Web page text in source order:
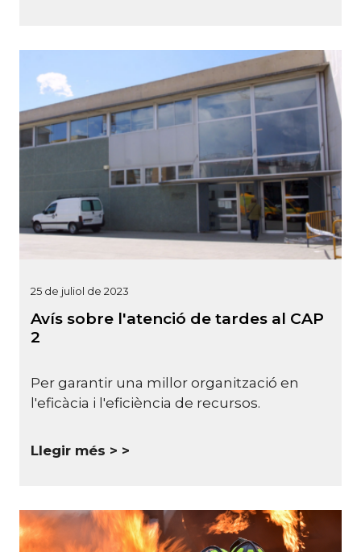
25 de juliol de 2023
Avís sobre l'atenció de tardes al CAP
2
Per garantir una millor organització en
l'eficàcia i l'eficiència de recursos.
Llegir més >